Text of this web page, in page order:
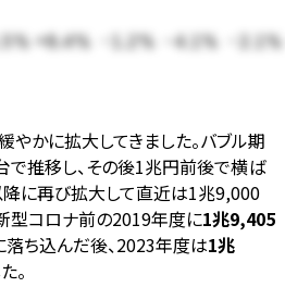
+8.4% -1.2% -4.1% -2.1%
やかに拡大してきました。バブル期
推移し、その後1兆円前後で横ば
降に再び拡大して直近は1兆9,000
型コロナ前の2019年度に1兆9,405
落ち込んだ後、2023年度は1兆
。